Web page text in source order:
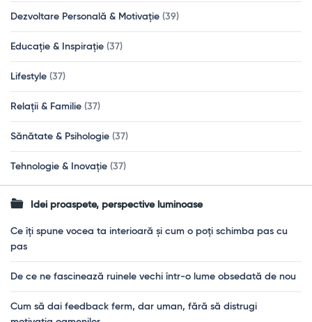
Dezvoltare Personală & Motivație (39)
Educație & Inspirație (37)
Lifestyle (37)
Relații & Familie (37)
Sănătate & Psihologie (37)
Tehnologie & Inovație (37)
Idei proaspete, perspective luminoase
Ce îți spune vocea ta interioară și cum o poți schimba pas cu
pas
De ce ne fascinează ruinele vechi într-o lume obsedată de nou
Cum să dai feedback ferm, dar uman, fără să distrugi